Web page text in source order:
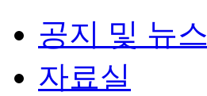
공지 및 뉴스
자료실